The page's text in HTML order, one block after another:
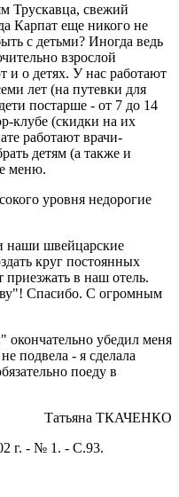
Трускавца, свежий
Карпат еще никого не
с детьми? Иногда ведь
взрослой
о детях. У нас работают
лет (на путевки для
постарше - от 7 до 14
клубе (скидки на их
работают врачи-
детям (а также и
меню.
уровня недорогие
наши швейцарские
круг постоянных
приезжать в наш отель.
Спасибо. С огромным
окончательно убедил меня
подвела - я сделала
поеду в
Татьяна ТКАЧЕНКО
г. - № 1. - С.93.